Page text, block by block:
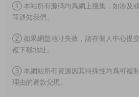
① 本站所有源碼均爲網上搜集，如涉及
即通知我們。
② 如果網盤地址失效，請在個人中心提
複下載地址。
③ 本網站所有資源因其特殊性均爲可複
理由的退款兌現。